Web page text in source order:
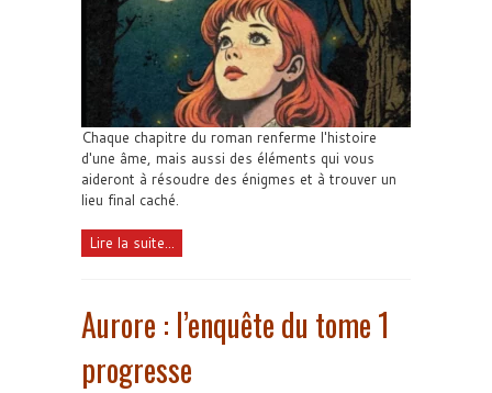
Chaque chapitre du roman renferme l'histoire
d'une âme, mais aussi des éléments qui vous
aideront à résoudre des énigmes et à trouver un
lieu final caché.
Lire la suite...
Aurore : l’enquête du tome 1
progresse